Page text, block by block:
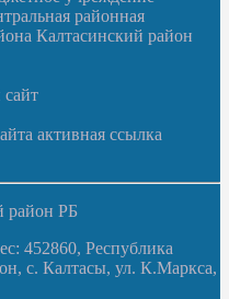
районная
Калтасинский район
активная ссылка
РБ
452860, Республика
с. Калтасы, ул. К.Маркса,